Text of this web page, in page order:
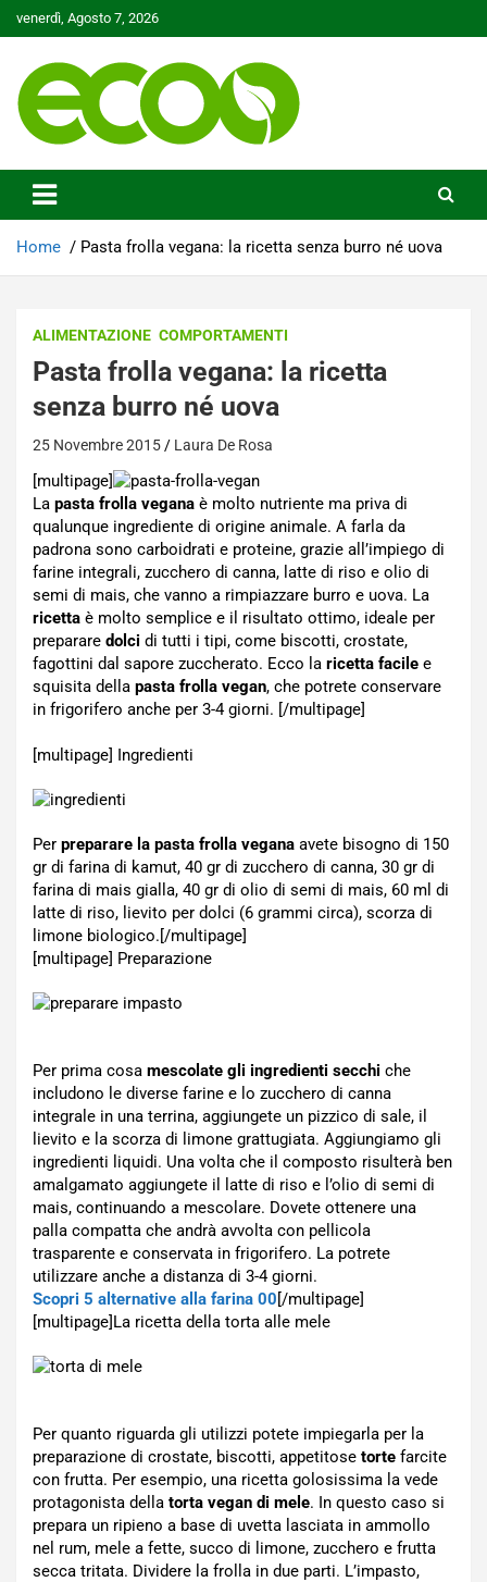
to
venerdì, Agosto 7, 2026
Ecoo.it
Home Pasta frolla vegana: la ricetta senza burro né uova
ALIMENTAZIONE COMPORTAMENTI
Pasta frolla vegana: la ricetta
senza burro né uova
25 Novembre 2015 Laura De Rosa
[multipage]
La pasta frolla vegana è molto nutriente ma priva di
qualunque ingrediente di origine animale. A farla da
padrona sono carboidrati e proteine, grazie all’impiego di
farine integrali, zucchero di canna, latte di riso e olio di
semi di mais, che vanno a rimpiazzare burro e uova. La
ricetta è molto semplice e il risultato ottimo, ideale per
preparare dolci di tutti i tipi, come biscotti, crostate,
fagottini dal sapore zuccherato. Ecco la ricetta facile e
squisita della pasta frolla vegan, che potrete conservare
in frigorifero anche per 3-4 giorni. [/multipage]
[multipage] Ingredienti
Per preparare la pasta frolla vegana avete bisogno di 150
gr di farina di kamut, 40 gr di zucchero di canna, 30 gr di
farina di mais gialla, 40 gr di olio di semi di mais, 60 ml di
latte di riso, lievito per dolci (6 grammi circa), scorza di
limone biologico.[/multipage]
[multipage] Preparazione
Per prima cosa mescolate gli ingredienti secchi che
includono le diverse farine e lo zucchero di canna
integrale in una terrina, aggiungete un pizzico di sale, il
lievito e la scorza di limone grattugiata. Aggiungiamo gli
ingredienti liquidi. Una volta che il composto risulterà ben
amalgamato aggiungete il latte di riso e l’olio di semi di
mais, continuando a mescolare. Dovete ottenere una
palla compatta che andrà avvolta con pellicola
trasparente e conservata in frigorifero. La potrete
utilizzare anche a distanza di 3-4 giorni.
Scopri 5 alternative alla farina 00[/multipage]
[multipage]La ricetta della torta alle mele
Per quanto riguarda gli utilizzi potete impiegarla per la
preparazione di crostate, biscotti, appetitose torte farcite
con frutta. Per esempio, una ricetta golosissima la vede
protagonista della torta vegan di mele. In questo caso si
prepara un ripieno a base di uvetta lasciata in ammollo
nel rum, mele a fette, succo di limone, zucchero e frutta
secca tritata. Dividere la frolla in due parti. L’impasto,